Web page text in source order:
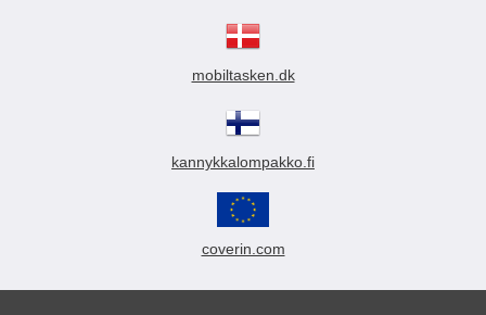
mobiltasken.dk
kannykkalompakko.fi
coverin.com